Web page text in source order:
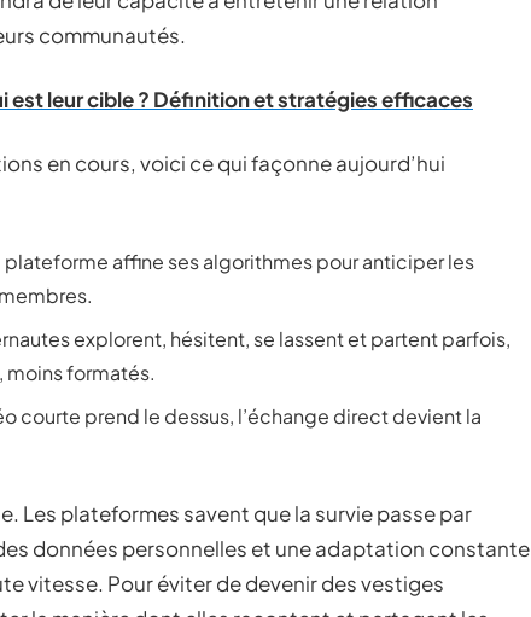
communautés.
est leur cible ? Définition et stratégies efficaces
en cours, voici ce qui façonne aujourd’hui
plateforme affine ses algorithmes pour anticiper les
explorent, hésitent, se lassent et partent parfois,
moins formatés.
courte prend le dessus, l’échange direct devient la
Les plateformes savent que la survie passe par
données personnelles et une adaptation constante
vitesse. Pour éviter de devenir des vestiges